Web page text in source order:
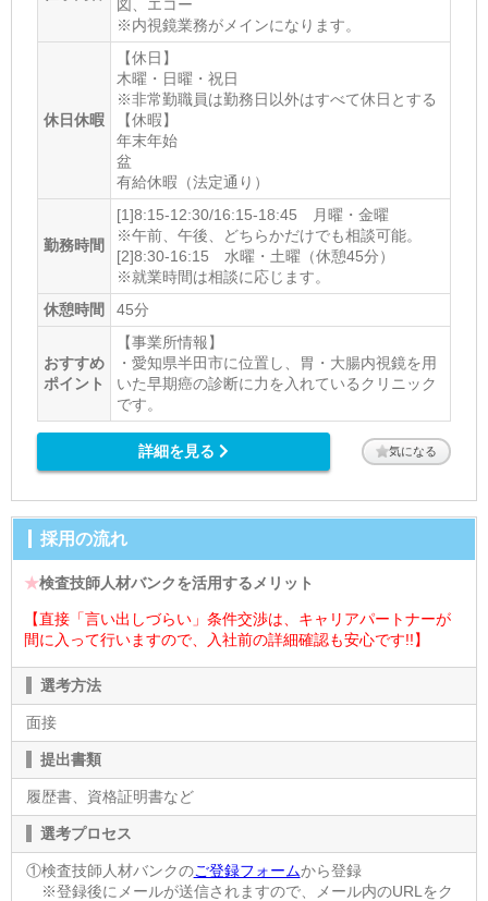
図、エコー
※内視鏡業務がメインになります。
休日休暇
【休日】
木曜・日曜・祝日
※非常勤職員は勤務日以外はすべて休日とする
【休暇】
年末年始
盆
有給休暇（法定通り）
勤務時間
[1]8:15-12:30/16:15-18:45 月曜・金曜
※午前、午後、どちらかだけでも相談可能。
[2]8:30-16:15 水曜・土曜（休憩45分）
※就業時間は相談に応じます。
休憩時間
45分
おすすめ
ポイント
【事業所情報】
・愛知県半田市に位置し、胃・大腸内視鏡を用
いた早期癌の診断に力を入れているクリニック
です。
詳細を見る 気になる
採用の流れ
★検査技師人材バンクを活用するメリット
【直接「言い出しづらい」条件交渉は、キャリアパートナーが
間に入って行いますので、入社前の詳細確認も安心です!!】
選考方法
面接
提出書類
履歴書、資格証明書など
選考プロセス
①検査技師人材バンクのご登録フォームから登録
※登録後にメールが送信されますので、メール内のURLをク